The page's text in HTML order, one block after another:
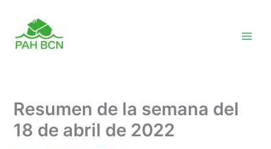
content
Resumen de la semana del
18 de abril de 2022